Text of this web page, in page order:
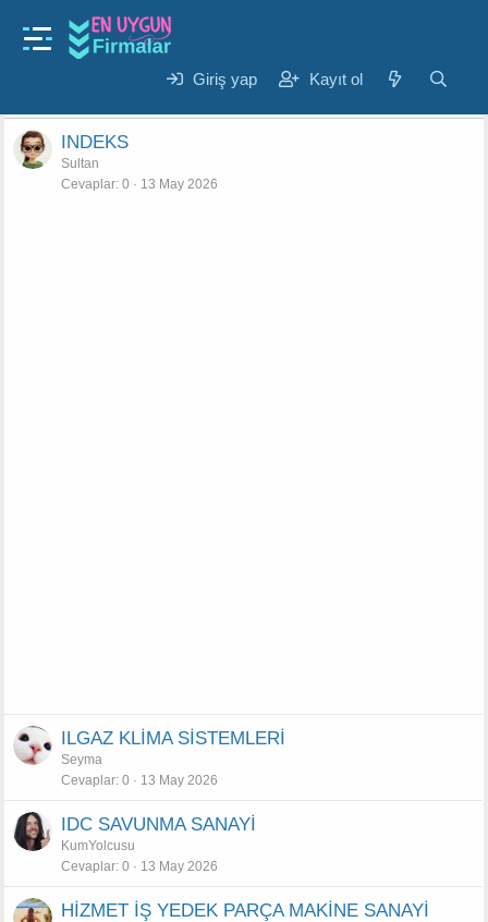
Giriş yap Kayıt ol
En Uygun Firmalar
Makina-Sanayi
INDEKS
Sultan
Cevaplar 0 13 May 2026
ILGAZ KLİMA SİSTEMLERİ
Seyma
Cevaplar 0 13 May 2026
IDC SAVUNMA SANAYİ
KumYolcusu
Cevaplar 0 13 May 2026
HİZMET İŞ YEDEK PARÇA MAKİNE SANAYİ